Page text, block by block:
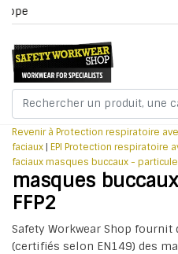
Revenir à Protection respiratoire
faciaux | EPI Protection respiratoire
faciauxmasques buccaux -
masques
FFP2
Safety Workwear Shop fournit
(certifiés selon EN149) des